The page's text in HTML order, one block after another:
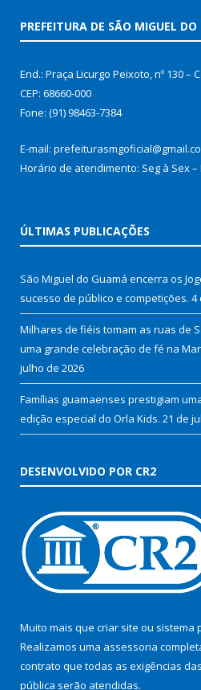
PREFEITURA DE SÃO MIGUEL
End.: Praça Licurgo Peixoto, nº 130 –
CEP: 68660-000
Fone: (91) 98463-7384
E-mail:
Horário de atendimento: Seg à Sex –
ÚLTIMAS PUBLICAÇÕES
São Miguel do Guamá encerra os
sucesso de público e competições. 4
Milhares de fiéis tomam as ruas de
uma grande celebração de fé na
julho de 2026
Famílias guamaenses prestigiam
edição especial do Orla Kids. 21 de
DESENVOLVIDO POR CR2
Muito mais que criar site ou sistema
Realizamos uma assessoria
contrato que todas as exigências das
pública serão atendidas.